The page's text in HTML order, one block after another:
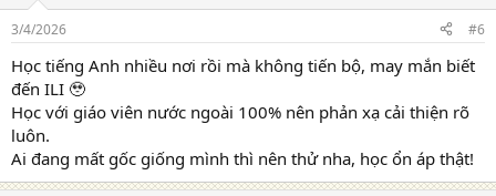
s
3/4/2026 #6
Học tiếng Anh nhiều nơi rồi mà không tiến bộ, may mắn biết
đến ILI 🥹
Học với giáo viên nước ngoài 100% nên phản xạ cải thiện rõ
luôn.
Ai đang mất gốc giống mình thì nên thử nha, học ổn áp thật!